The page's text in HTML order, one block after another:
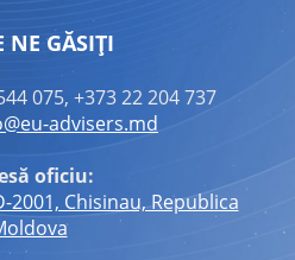
NE GĂSIȚI
075, +373 22 204 737
advisers.md
oficiu:
2001, Chisinau, Republica